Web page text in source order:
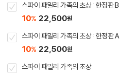
스파이 패밀리 가족의 초상 : 한정판 B
10% 22,500원
스파이 패밀리 가족의 초상 : 한정판 A
10% 22,500원
스파이 패밀리 가족의 초상